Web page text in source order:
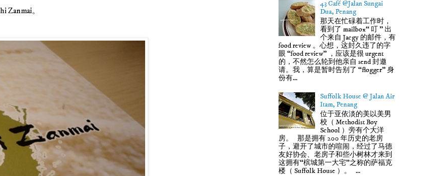
Zanmai。
43 Café @Jalan Sungai
Dua, Penang
那天在忙碌着工作时，
看到了 mailbox“ 叮 ” 出
个来自 Jacgy 的邮件，有
food review 。心想，这封久违了的字
眼 “food review” ，应该是很 urgent
的，不然怎么轮到他亲自 send 封邀
请。我，算是暂时告别了 “flogger” 身
份有...
Suffolk House @ Jalan Air
Itam, Penang
位于亚依淡的美以美男
校（ Methodist Boy
School ）旁有个大洋
房。 那是拥有 200 年历史的老房
子，避开了城市的喧闹，经过了马德
友好协会、老房子和些小树林才来到
这拥有“槟城第一大宅”之称的萨福克
楼（ Suffolk House ）。 ...